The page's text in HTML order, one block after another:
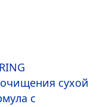
сухой
с